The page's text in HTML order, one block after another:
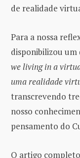
de realidade
Para a nossa
disponibilizou
we living in a
uma realidade
transcrevendo
nosso
pensamento do
O artigo